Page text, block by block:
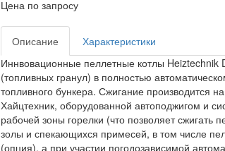
Цена по запросу
Описание
Характеристики
Иннвовационные пеллетные котлы Heiztechnik
(топливных гранул) в полностью
топливного бункера. Сжигание производится
Хайцтехник, оборудованной автоподжигом и
рабочей зоны горелки (что позволяет сжигать
золы и спекающихся примесей, в том числе
(опция), а при участии погодозависимой